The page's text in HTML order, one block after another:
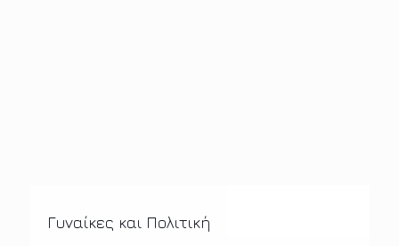
Γυναίκες και Πολιτική